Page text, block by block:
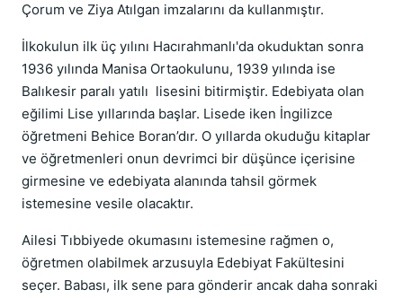
Çorum ve Ziya Atılgan imzalarını da kullanmıştır.
İlkokulun ilk üç yılını Hacırahmanlı'da okuduktan sonra
1936 yılında Manisa Ortaokulunu, 1939 yılında ise
Balıkesir paralı yatılı lisesini bitirmiştir. Edebiyata olan
eğilimi Lise yıllarında başlar. Lisede iken İngilizce
öğretmeni Behice Boran’dır. O yıllarda okuduğu kitaplar
ve öğretmenleri onun devrimci bir düşünce içerisine
girmesine ve edebiyata alanında tahsil görmek
istemesine vesile olacaktır.
Ailesi Tıbbiyede okumasını istemesine rağmen o,
öğretmen olabilmek arzusuyla Edebiyat Fakültesini
seçer. Babası, ilk sene para gönderir ancak daha sonraki